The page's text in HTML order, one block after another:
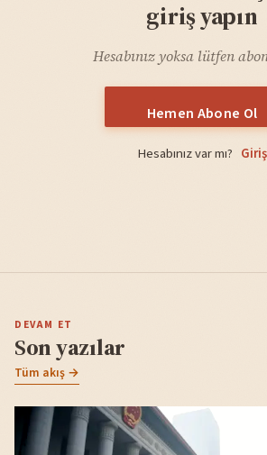
giriş yapın
Hesabınız yoksa lütfen
Hemen Abone Ol
Hesabınız var mı? Giriş
DEVAM ET
Son yazılar
Tüm akış →